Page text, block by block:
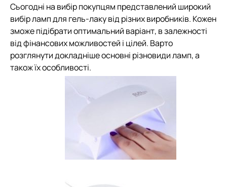
Сьогодні на вибір покупцям представлений широкий
вибір ламп для гель-лаку від різних виробників. Кожен
зможе підібрати оптимальний варіант, в залежності
від фінансових можливостей і цілей. Варто
розглянути докладніше основні різновиди ламп, а
також їх особливості.